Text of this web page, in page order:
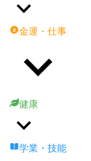
金運・仕事
健康
学業・技能